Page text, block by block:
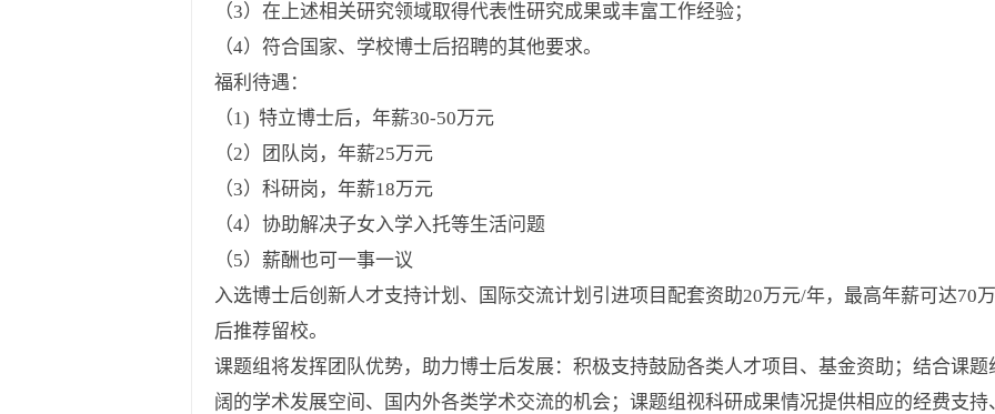
（3）在上述相关研究领域取得代表性研究成果或丰富工作经验；
（4）符合国家、学校博士后招聘的其他要求。
福利待遇：
（1) 特立博士后，年薪30-50万元
（2）团队岗，年薪25万元
（3）科研岗，年薪18万元
（4）协助解决子女入学入托等生活问题
（5）薪酬也可一事一议
入选博士后创新人才支持计划、国际交流计划引进项目配套资助20万元/年，最高年薪可达70
后推荐留校。
课题组将发挥团队优势，助力博士后发展：积极支持鼓励各类人才项目、基金资助；结合课
阔的学术发展空间、国内外各类学术交流的机会；课题组视科研成果情况提供相应的经费支持